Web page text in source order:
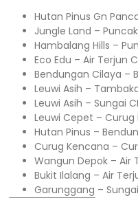
Hutan Pinus Gn
Jungle Land –
Hambalang Hills –
Eco Edu – Air Terjun
Bendungan Cilaya –
Leuwi Asih –
Leuwi Asih – Sungai
Leuwi Cepet – Curug
Hutan Pinus –
Curug Kencana –
Wangun Depok – Air
Bukit Ilalang – Air
Garunggang –